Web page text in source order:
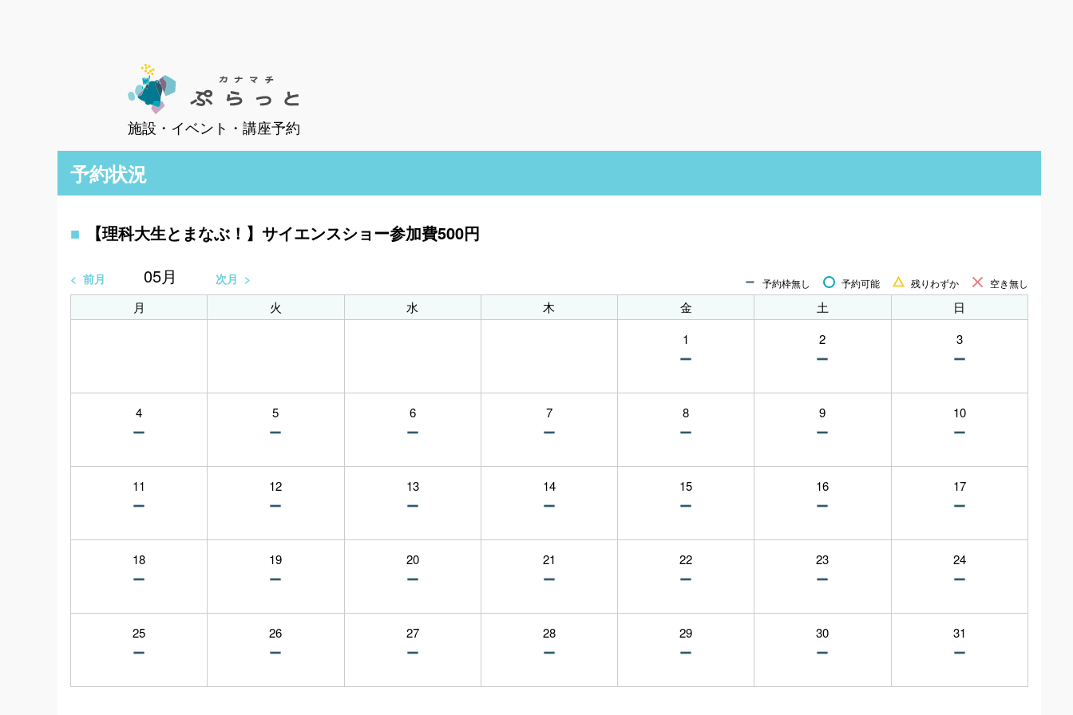
施設・イベント・講座予約
予約状況
【理科大生とまなぶ！】サイエンスショー参加費500円
前月 05月 次月 予約枠無し 予約可能 残りわずか 空き無し
月 火 水 木 金 土
日
1
2 3
4 5 6 7 8 9 10
11 12 13 14 15 16 17
18 19 20 21 22 23 24
25 26 27 28 29 30 31